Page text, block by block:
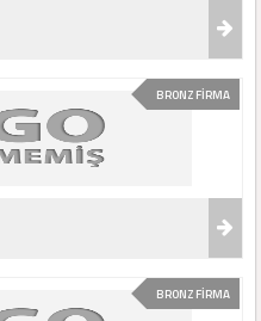
BRONZ FİRMA
BRONZ FİRMA